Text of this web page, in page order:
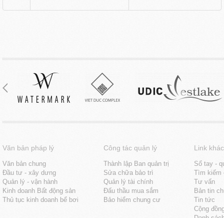
Văn bản pháp lý
Văn bản chung
Đầu tư - xây dưng
Quản lý - vận hành
Kinh doanh Bất động sản
Thủ tục kinh doanh bể bơi
Công tác quản lý
Thành lập Ban quản trị
Sửa chữa bảo trì
Quản lý tài chính
Đấu thầu mua sắm
Bảo hiểm chung cư
Link khác
Sổ tay -
Tìm kiếm
Tư vấn
Bản tin
Tin tức
Cộng